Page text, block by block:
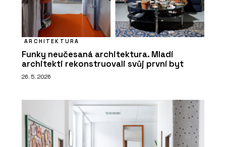
ARCHITEKTURA
Funky neučesaná architektura. Mladí
architekti rekonstruovali svůj první byt
26. 5. 2026